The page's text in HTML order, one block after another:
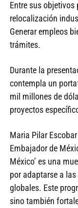
Entre sus objetivos
relocalización
Generar empleos
trámites.
Durante la
contempla un
mil millones de
proyectos
Maria Pilar
Embajador de
México’ es una
por adaptarse a
globales. Este
sino también